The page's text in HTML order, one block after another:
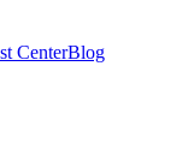
CenterBlog